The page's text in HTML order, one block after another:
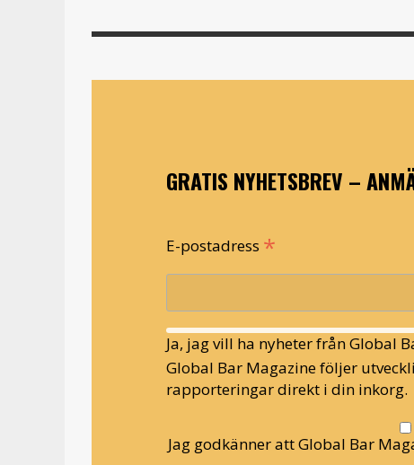
GRATIS NYHETSBREV –
E-postadress *
Ja, jag vill ha nyheter från Global
Global Bar Magazine följer
rapporteringar direkt i din inkorg.
Jag godkänner att Global Bar